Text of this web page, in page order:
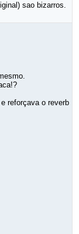
sao bizarros.
reforçava o reverb